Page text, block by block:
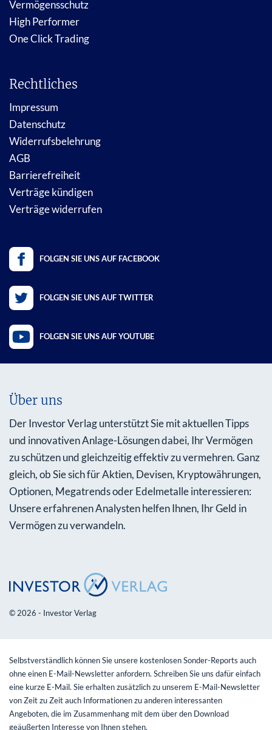
Vermögensschutz
High Performer
One Click Trading
Rechtliches
Impressum
Datenschutz
Widerrufsbelehrung
AGB
Barrierefreiheit
Verträge kündigen
Verträge widerrufen
FOLGEN SIE UNS AUF FACEBOOK
FOLGEN SIE UNS AUF TWITTER
FOLGEN SIE UNS AUF YOUTUBE
Über uns
Der Investor Verlag unterstützt Sie mit aktuellen Tipps
und innovativen Anlage-Lösungen dabei, Ihr Vermögen
zu schützen und gleichzeitig effektiv zu vermehren. Ganz
gleich, ob Sie sich für Aktien, Devisen, Kryptowährungen,
Optionen, Megatrends oder Edelmetalle interessieren:
Unsere erfahrenen Analysten helfen Ihnen, Ihr Geld in
Vermögen zu verwandeln.
© 2026 - Investor Verlag
Selbstverständlich können Sie unsere kostenlosen Sonder-Reports auch
ohne einen E-Mail-Newsletter anfordern. Schreiben Sie uns dafür einfach
eine kurze E-Mail. Sie erhalten zusätzlich zu unserem E-Mail-Newsletter
von Zeit zu Zeit auch Informationen zu anderen interessanten
Angeboten, die im Zusammenhang mit dem über den Download
geäußerten Interesse von Ihnen stehen.